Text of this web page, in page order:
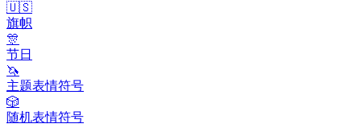
🇺🇸
旗帜
🎊
节日
🦄
主题表情符号
🎲
随机表情符号